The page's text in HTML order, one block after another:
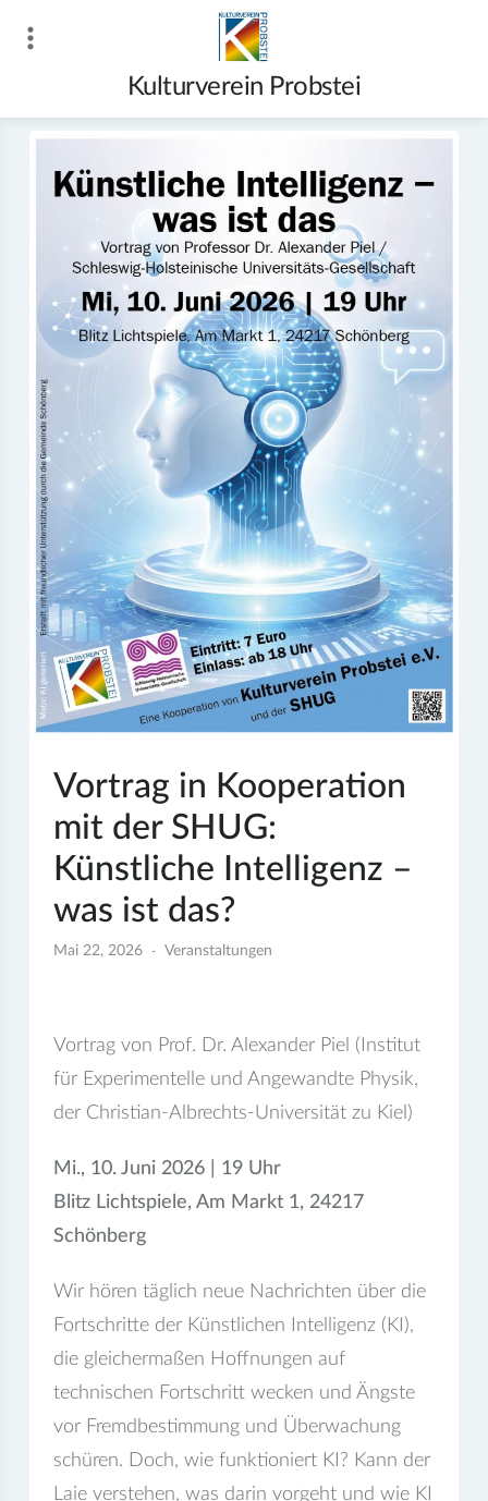
Inhalt
Kulturverein Probstei
Vortrag in Kooperation
mit der SHUG:
Künstliche Intelligenz –
was ist das?
Mai 22, 2026 Veranstaltungen
Vortrag von Prof. Dr. Alexander Piel (Institut
für Experimentelle und Angewandte Physik,
der Christian-Albrechts-Universität zu Kiel)
Mi., 10. Juni 2026 | 19 Uhr
Blitz Lichtspiele, Am Markt 1, 24217
Schönberg
Wir hören täglich neue Nachrichten über die
Fortschritte der Künstlichen Intelligenz (KI),
die gleichermaßen Hoffnungen auf
technischen Fortschritt wecken und Ängste
vor Fremdbestimmung und Überwachung
schüren. Doch, wie funktioniert KI? Kann der
Laie verstehen, was darin vorgeht und wie KI